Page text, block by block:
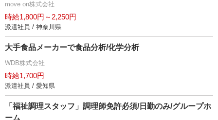
move on株式会社
時給1,800円～2,250円
派遣社員 / 神奈川県
大手食品メーカーで食品分析/化学分析
WDB株式会社
時給1,700円
派遣社員 / 愛知県
「福祉調理スタッフ」調理師免許必須/日勤のみ/グループホ
ーム